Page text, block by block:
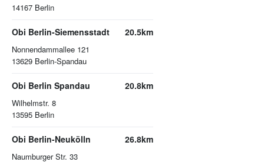
14167 Berlin
Obi Berlin-Siemensstadt
Nonnendammallee 121
13629 Berlin-Spandau
20.5km
Obi Berlin Spandau
Wilhelmstr. 8
13595 Berlin
20.8km
Obi Berlin-Neukölln
Naumburger Str. 33
26.8km